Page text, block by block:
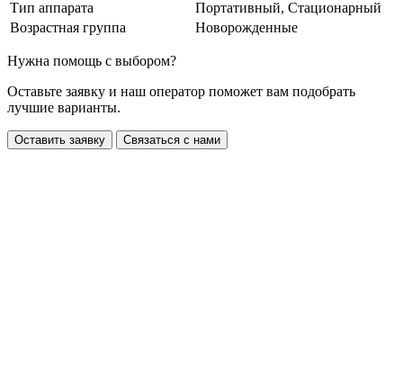
Тип аппарата
Портативный, Стационарный
Возрастная группа
Новорожденные
Нужна помощь с выбором?
Оставьте заявку и наш оператор поможет вам подобрать
лучшие варианты.
Оставить заявку Связаться с нами